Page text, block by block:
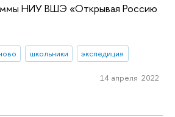
НИУ ВШЭ «Открывая Россию
школьники экспедиция
14 апреля 2022